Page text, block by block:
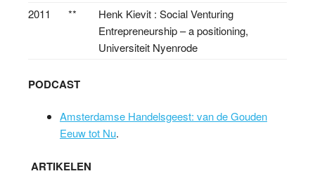
2011
**
Henk Kievit : Social Venturing
Entrepreneurship – a positioning,
Universiteit Nyenrode
PODCAST
Amsterdamse Handelsgeest: van de Gouden
Eeuw tot Nu.
ARTIKELEN